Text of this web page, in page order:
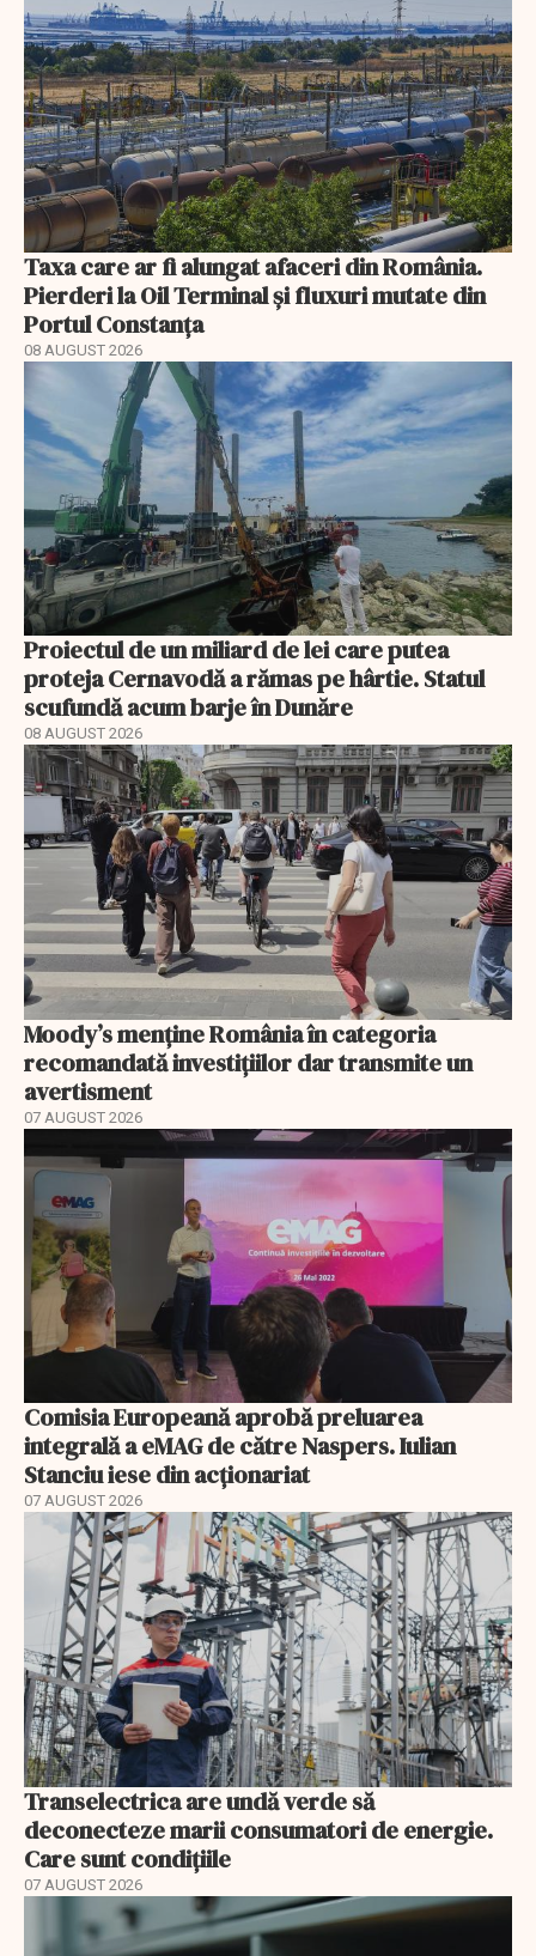
Taxa care ar fi alungat afaceri din România.
Pierderi la Oil Terminal și fluxuri mutate din
Portul Constanța
08 AUGUST 2026
Proiectul de un miliard de lei care putea
proteja Cernavodă a rămas pe hârtie. Statul
scufundă acum barje în Dunăre
08 AUGUST 2026
Moody’s menține România în categoria
recomandată investițiilor dar transmite un
avertisment
07 AUGUST 2026
Comisia Europeană aprobă preluarea
integrală a eMAG de către Naspers. Iulian
Stanciu iese din acționariat
07 AUGUST 2026
Transelectrica are undă verde să
deconecteze marii consumatori de energie.
Care sunt condițiile
07 AUGUST 2026